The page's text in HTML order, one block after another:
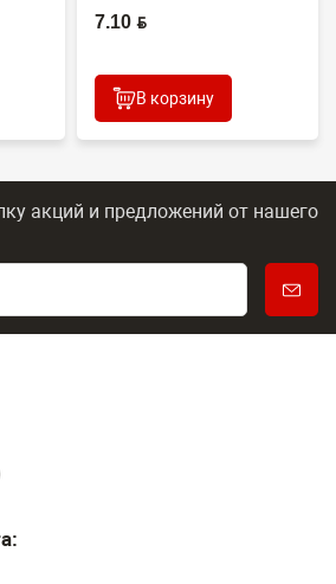
(CONTENT)
7.10 BYN
В корзину
акций и предложений от нашего